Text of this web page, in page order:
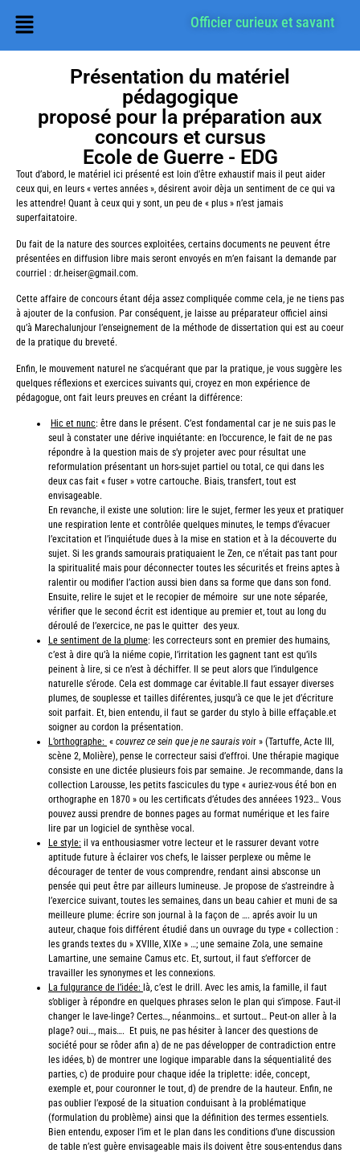
Officier curieux et savant
Présentation du matériel
pédagogique
proposé pour la préparation aux
concours et cursus
Ecole de Guerre - EDG
Tout d’abord, le matériel ici présenté est loin d’être exhaustif mais il peut aider
ceux qui, en leurs « vertes années », désirent avoir dèja un sentiment de ce qui va
les attendre! Quant à ceux qui y sont, un peu de « plus » n’est jamais
superfaitatoire.
Du fait de la nature des sources exploitées, certains documents ne peuvent étre
présentées en diffusion libre mais seront envoyés en m’en faisant la demande par
courriel : dr.heiser@gmail.com.
Cette affaire de concours étant déja assez compliquée comme cela, je ne tiens pas
à ajouter de la confusion. Par conséquent, je laisse au préparateur officiel ainsi
qu’à Marechalunjour l’enseignement de la méthode de dissertation qui est au coeur
de la pratique du breveté.
Enfin, le mouvement naturel ne s’acquérant que par la pratique, je vous suggère les
quelques réflexions et exercices suivants qui, croyez en mon expérience de
pédagogue, ont fait leurs preuves en créant la différence:
Hic et nunc: être dans le présent. C’est fondamental car je ne suis pas le
seul à constater une dérive inquiétante: en l’occurence, le fait de ne pas
répondre à la question mais de s’y projeter avec pour résultat une
reformulation présentant un hors-sujet partiel ou total, ce qui dans les
deux cas fait « fuser » votre cartouche. Biais, transfert, tout est
envisageable.
En revanche, il existe une solution: lire le sujet, fermer les yeux et pratiquer
une respiration lente et contrôlée quelques minutes, le temps d’évacuer
l’excitation et l’inquiétude dues à la mise en station et à la découverte du
sujet. Si les grands samourais pratiquaient le Zen, ce n’était pas tant pour
la spiritualité mais pour déconnecter toutes les sécurités et freins aptes à
ralentir ou modifier l’action aussi bien dans sa forme que dans son fond.
Ensuite, relire le sujet et le recopier de mémoire sur une note séparée,
vérifier que le second écrit est identique au premier et, tout au long du
déroulé de l’exercice, ne pas le quitter des yeux.
Le sentiment de la plume: les correcteurs sont en premier des humains,
c’est à dire qu’à la niéme copie, l’irritation les gagnent tant est qu’ils
peinent à lire, si ce n’est à déchiffer. Il se peut alors que l’indulgence
naturelle s’érode. Cela est dommage car évitable.Il faut essayer diverses
plumes, de souplesse et tailles diférentes, jusqu’à ce que le jet d’écriture
soit parfait. Et, bien entendu, il faut se garder du stylo à bille effaçable.et
soigner au cordon la présentation.
L’orthographe: « couvrez ce sein que je ne saurais voir » (Tartuffe, Acte III,
scène 2, Molière), pense le correcteur saisi d’effroi. Une thérapie magique
consiste en une dictée plusieurs fois par semaine. Je recommande, dans la
collection Larousse, les petits fascicules du type « auriez-vous été bon en
orthographe en 1870 » ou les certificats d’études des annéees 1923… Vous
pouvez aussi prendre de bonnes pages au format numérique et les faire
lire par un logiciel de synthèse vocal.
Le style: il va enthousiasmer votre lecteur et le rassurer devant votre
aptitude future à éclairer vos chefs, le laisser perplexe ou même le
décourager de tenter de vous comprendre, rendant ainsi absconse un
pensée qui peut être par ailleurs lumineuse. Je propose de s’astreindre à
l’exercice suivant, toutes les semaines, dans un beau cahier et muni de sa
meilleure plume: écrire son journal à la façon de …. aprés avoir lu un
auteur, chaque fois différent étudié dans un ouvrage du type « collection :
les grands textes du » XVIIIe, XIXe » …; une semaine Zola, une semaine
Lamartine, une semaine Camus etc. Et, surtout, il faut s’efforcer de
travailler les synonymes et les connexions.
La fulgurance de l’idée: là, c’est le drill. Avec les amis, la famille, il faut
s’obliger à répondre en quelques phrases selon le plan qui s’impose. Faut-il
changer le lave-linge? Certes…, néanmoins… et surtout… Peut-on aller à la
plage? oui…, mais…. Et puis, ne pas hésiter à lancer des questions de
société pour se rôder afin a) de ne pas développer de contradiction entre
les idées, b) de montrer une logique imparable dans la séquentialité des
parties, c) de produire pour chaque idée la triplette: idée, concept,
exemple et, pour couronner le tout, d) de prendre de la hauteur. Enfin, ne
pas oublier l’exposé de la situation conduisant à la problématique
(formulation du problème) ainsi que la définition des termes essentiels.
Bien entendu, exposer l’im et le plan dans les conditions d’une discussion
de table n’est guère envisageable mais ils doivent être sous-entendus dans